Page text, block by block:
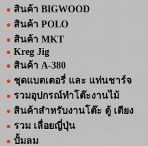
สินค้า BIGWOOD
สินค้า POLO
สินค้า MKT
Kreg Jig
สินค้า A-380
ชุดแบตเตอรี่ และ แท่นชาร์จ
รวมอุปกรณ์ทำโต๊ะงานไม้
สินค้าสำหรับงานโต๊ะ ตู้ เตียง
รวม เลื่อยญี่ปุ่น
ปั้มลม